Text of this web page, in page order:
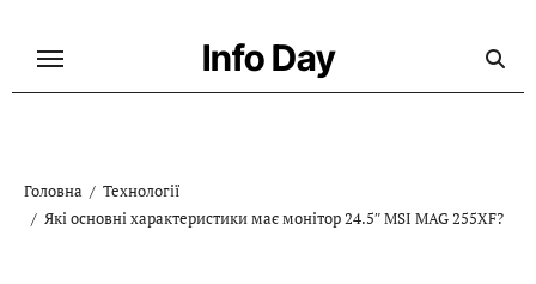
Info Day
Головна
Технології
Які основні характеристики має монітор 24.5″ MSI MAG 255XF?